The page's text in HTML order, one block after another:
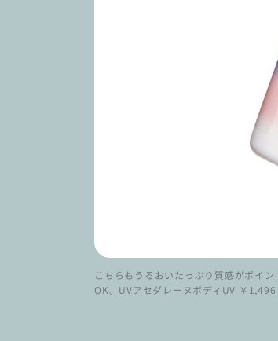
こちらもうるおいたっぷり質感がポイ
OK。UVアセダレーヌボディUV ￥1,496